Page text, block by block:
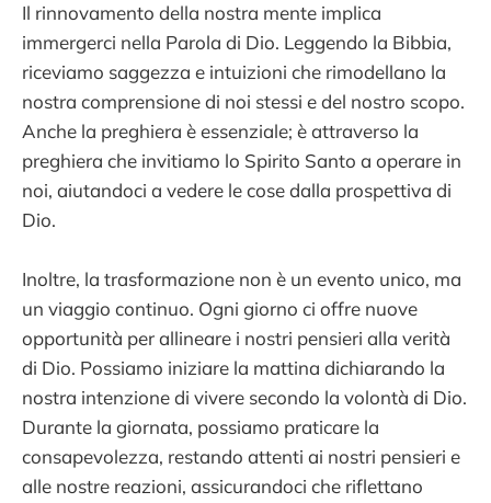
Il rinnovamento della nostra mente implica
immergerci nella Parola di Dio. Leggendo la Bibbia,
riceviamo saggezza e intuizioni che rimodellano la
nostra comprensione di noi stessi e del nostro scopo.
Anche la preghiera è essenziale; è attraverso la
preghiera che invitiamo lo Spirito Santo a operare in
noi, aiutandoci a vedere le cose dalla prospettiva di
Dio.
Inoltre, la trasformazione non è un evento unico, ma
un viaggio continuo. Ogni giorno ci offre nuove
opportunità per allineare i nostri pensieri alla verità
di Dio. Possiamo iniziare la mattina dichiarando la
nostra intenzione di vivere secondo la volontà di Dio.
Durante la giornata, possiamo praticare la
consapevolezza, restando attenti ai nostri pensieri e
alle nostre reazioni, assicurandoci che riflettano